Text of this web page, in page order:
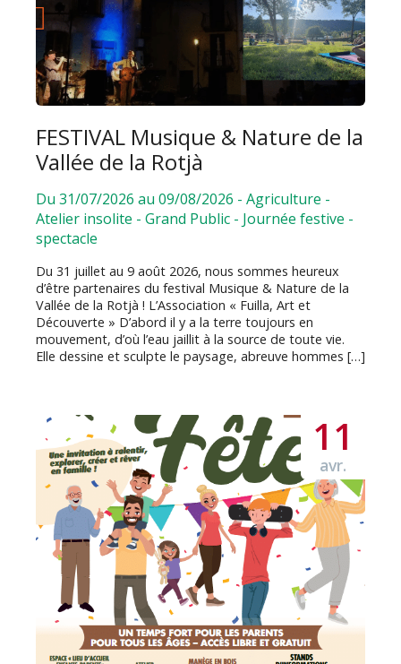
FESTIVAL Musique & Nature de la
Vallée de la Rotjà
Du 31/07/2026 au 09/08/2026 - Agriculture -
Atelier insolite - Grand Public - Journée festive -
spectacle
Du 31 juillet au 9 août 2026, nous sommes heureux
d’être partenaires du festival Musique & Nature de la
Vallée de la Rotjà ! L’Association « Fuilla, Art et
Découverte » D’abord il y a la terre toujours en
mouvement, d’où l’eau jaillit à la source de toute vie.
Elle dessine et sculpte le paysage, abreuve hommes […]
11
avr.